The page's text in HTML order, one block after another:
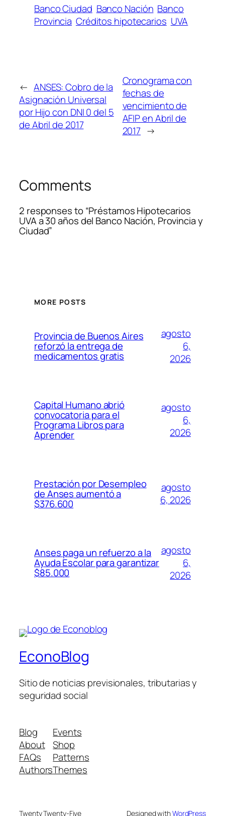
Banco Ciudad Banco Nación Banco
Provincia Créditos hipotecarios UVA
← ANSES: Cobro de la
Asignación Universal
por Hijo con DNI 0 del 5
de Abril de 2017
Cronograma con
fechas de
vencimiento de
AFIP en Abril de
2017 →
Comments
2 responses to “Préstamos Hipotecarios
UVA a 30 años del Banco Nación, Provincia y
Ciudad”
MORE POSTS
Provincia de Buenos Aires
reforzó la entrega de
medicamentos gratis
agosto
6,
2026
Capital Humano abrió
convocatoria para el
Programa Libros para
Aprender
agosto
6,
2026
Prestación por Desempleo
de Anses aumentó a
$376.600
agosto
6, 2026
Anses paga un refuerzo a la
Ayuda Escolar para garantizar
$85.000
agosto
6,
2026
EconoBlog
Sitio de noticias previsionales, tributarias y
seguridad social
Blog
About
FAQs
Authors
Events
Shop
Patterns
Themes
Twenty Twenty-Five Designed withWordPress